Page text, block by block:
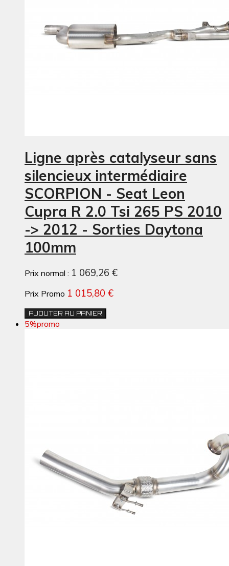
Ligne après catalyseur sans
silencieux intermédiaire
SCORPION - Seat Leon
Cupra R 2.0 Tsi 265 PS 2010
-> 2012 - Sorties Daytona
100mm
Prix normal : 1 069,26 €
Prix Promo 1 015,80 €
AJOUTER AU PANIER
5%promo